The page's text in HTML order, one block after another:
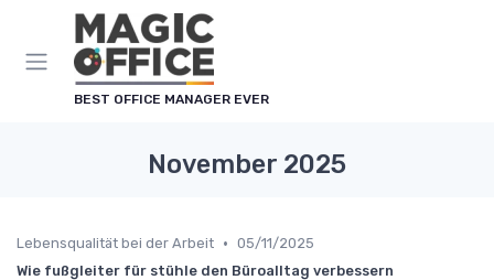
BEST OFFICE MANAGER EVER
November 2025
Lebensqualität bei der Arbeit • 05/11/2025
Wie fußgleiter für stühle den Büroalltag verbessern
Cookie-Einstellungen